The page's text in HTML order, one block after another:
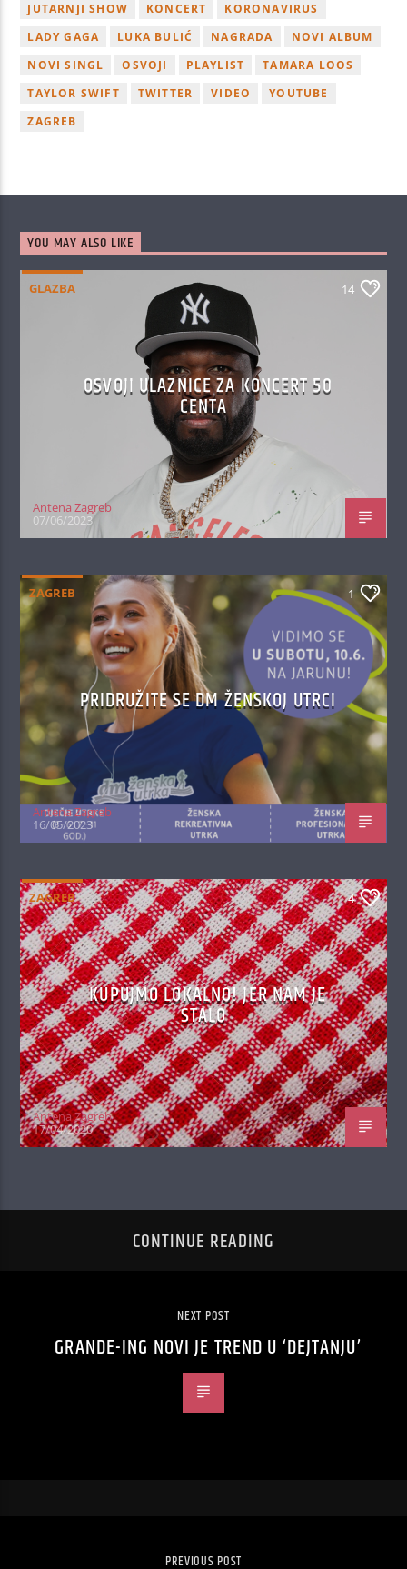
JUTARNJI SHOW
KONCERT
KORONAVIRUS
LADY GAGA
LUKA BULIĆ NAGRADA
NOVI ALBUM
NOVI SINGL
OSVOJI PLAYLIST
TAMARA LOOS
TAYLOR SWIFT
TWITTER VIDEO
YOUTUBE
ZAGREB
YOU MAY ALSO LIKE
GLAZBA 14
OSVOJI ULAZNICE ZA KONCERT 50
CENTA
Antena Zagreb
07/06/2023
ZAGREB 1
PRIDRUŽITE SE DM ŽENSKOJ UTRCI
Antena Zagreb
16/05/2023
ZAGREB 4
KUPUJMO LOKALNO! JER NAM JE
STALO
Antena Zagreb
17/04/2020
CONTINUE READING
NEXT POST
GRANDE-ING NOVI JE TREND U ‘DEJTANJU’
PREVIOUS POST